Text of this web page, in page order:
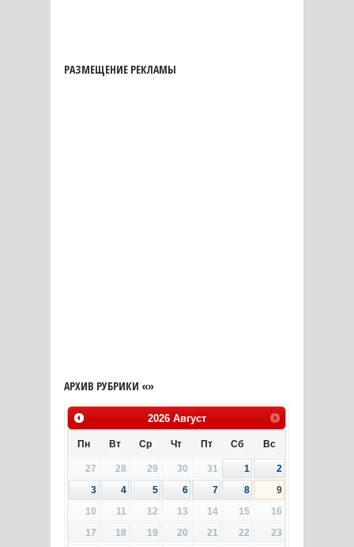
РАЗМЕЩЕНИЕ РЕКЛАМЫ
АРХИВ РУБРИКИ «»
2026 Август
Пн Вт Ср Чт Пт Сб Вс
27 28 29 30 31 1
2
3
4 5 6 7 8
9
10
11 12 13 14 15
16
17
18 19 20 21 22
23